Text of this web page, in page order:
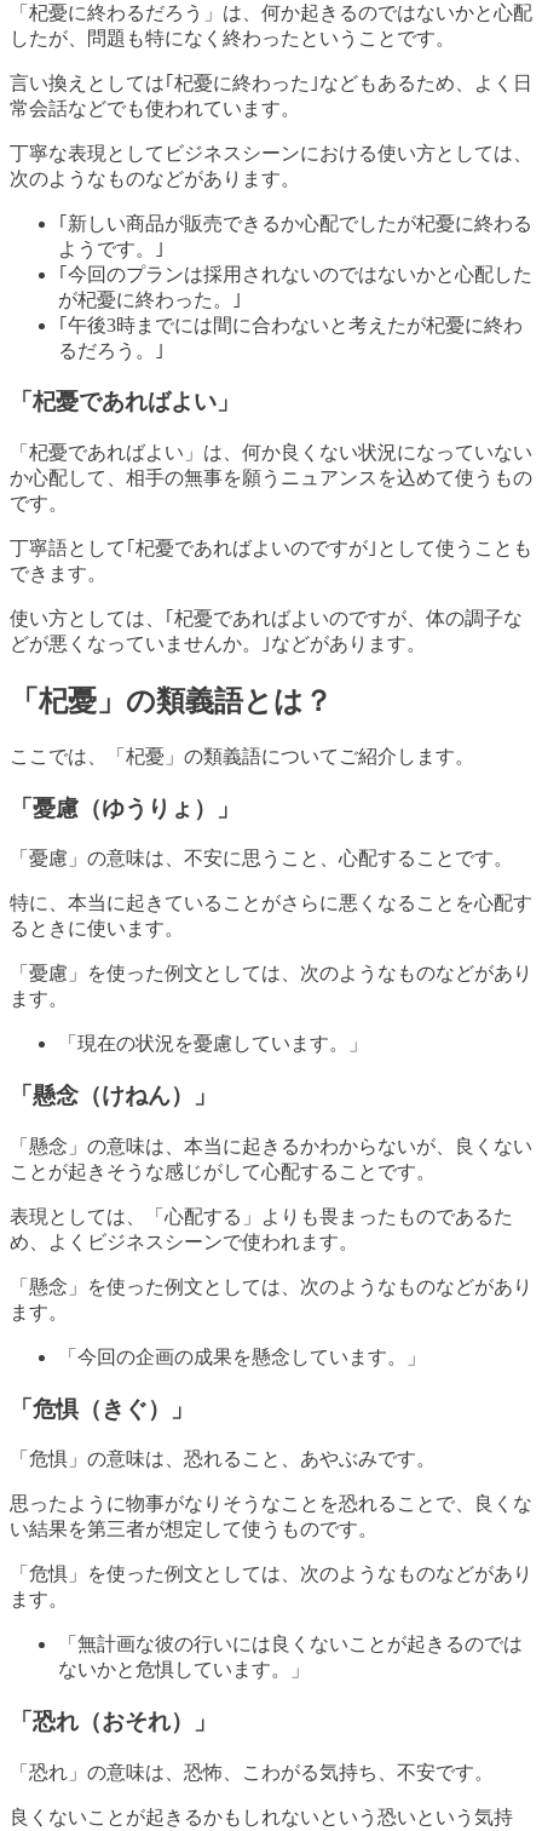
「杞憂に終わるだろう」は、何か起きるのではないかと心配
したが、問題も特になく終わったということです。
言い換えとしては｢杞憂に終わった｣などもあるため、よく日
常会話などでも使われています。
丁寧な表現としてビジネスシーンにおける使い方としては、
次のようなものなどがあります。
｢新しい商品が販売できるか心配でしたが杞憂に終わる
ようです。｣
｢今回のプランは採用されないのではないかと心配した
が杞憂に終わった。｣
｢午後3時までには間に合わないと考えたが杞憂に終わ
るだろう。｣
「杞憂であればよい」
「杞憂であればよい」は、何か良くない状況になっていない
か心配して、相手の無事を願うニュアンスを込めて使うもの
です。
丁寧語として｢杞憂であればよいのですが｣として使うことも
できます。
使い方としては、｢杞憂であればよいのですが、体の調子な
どが悪くなっていませんか。｣などがあります。
「杞憂」の類義語とは？
ここでは、「杞憂」の類義語についてご紹介します。
「憂慮（ゆうりょ）」
「憂慮」の意味は、不安に思うこと、心配することです。
特に、本当に起きていることがさらに悪くなることを心配す
るときに使います。
「憂慮」を使った例文としては、次のようなものなどがあり
ます。
「現在の状況を憂慮しています。」
「懸念（けねん）」
「懸念」の意味は、本当に起きるかわからないが、良くない
ことが起きそうな感じがして心配することです。
表現としては、「心配する」よりも畏まったものであるた
め、よくビジネスシーンで使われます。
「懸念」を使った例文としては、次のようなものなどがあり
ます。
「今回の企画の成果を懸念しています。」
「危惧（きぐ）」
「危惧」の意味は、恐れること、あやぶみです。
思ったように物事がなりそうなことを恐れることで、良くな
い結果を第三者が想定して使うものです。
「危惧」を使った例文としては、次のようなものなどがあり
ます。
「無計画な彼の行いには良くないことが起きるのでは
ないかと危惧しています。」
「恐れ（おそれ）」
「恐れ」の意味は、恐怖、こわがる気持ち、不安です。
良くないことが起きるかもしれないという恐いという気持